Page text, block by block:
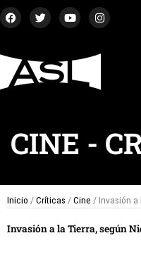
al
F
a
c
o
k
T
w
i
e
r
Y
o
u
b
I
n
s
a
CINE -
Inicio /Críticas /Cine / Invasión a
Invasión a la Tierra, según